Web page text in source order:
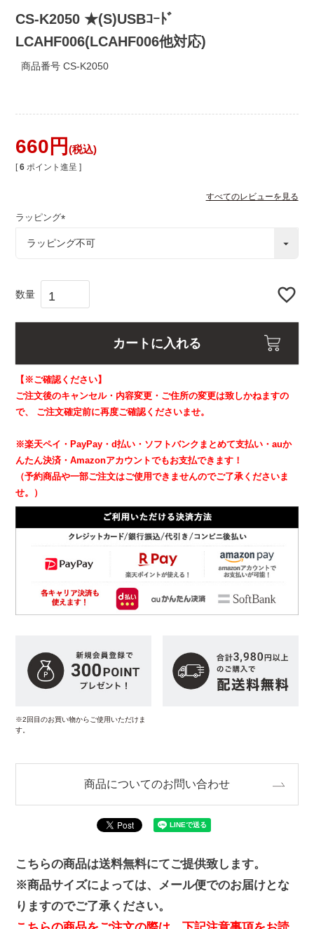
CS-K2050 ★(S)USBｺｰﾄﾞ
LCAHF006(LCAHF006他対応)
商品番号 CS-K2050
660 税込
[ 6 ポイント進呈 ]
すべてのレビューを見る
ラッピング
必
カートに入れる
【※ご確認ください】
ご注文後のキャンセル・内容変更・ご住所の変更は致しかねますの
で、
ご注文確定前に再度ご確認くださいませ。
※楽天ペイ・PayPay・d払い・ソフトバンクまとめて支払い・auか
んたん決済・Amazonアカウントでもお支払できます！
（予約商品や一部ご注文はご使用できませんのでご了承くださいま
せ。）
※2回目のお買い物からご使用いただけま
す。
商品についてのお問い合わせ
こちらの商品は送料無料にてご提供致します。
※商品サイズによっては、メール便でのお届けとな
りますのでご了承ください。